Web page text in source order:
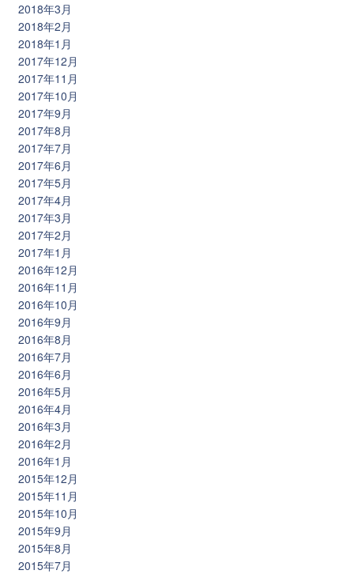
2018年3月
2018年2月
2018年1月
2017年12月
2017年11月
2017年10月
2017年9月
2017年8月
2017年7月
2017年6月
2017年5月
2017年4月
2017年3月
2017年2月
2017年1月
2016年12月
2016年11月
2016年10月
2016年9月
2016年8月
2016年7月
2016年6月
2016年5月
2016年4月
2016年3月
2016年2月
2016年1月
2015年12月
2015年11月
2015年10月
2015年9月
2015年8月
2015年7月